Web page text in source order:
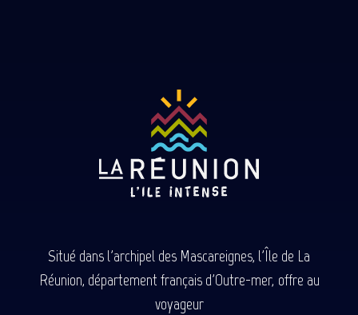
Situé dans l'archipel des Mascareignes, l'Île de La
Réunion, département français d'Outre-mer, offre au
voyageur